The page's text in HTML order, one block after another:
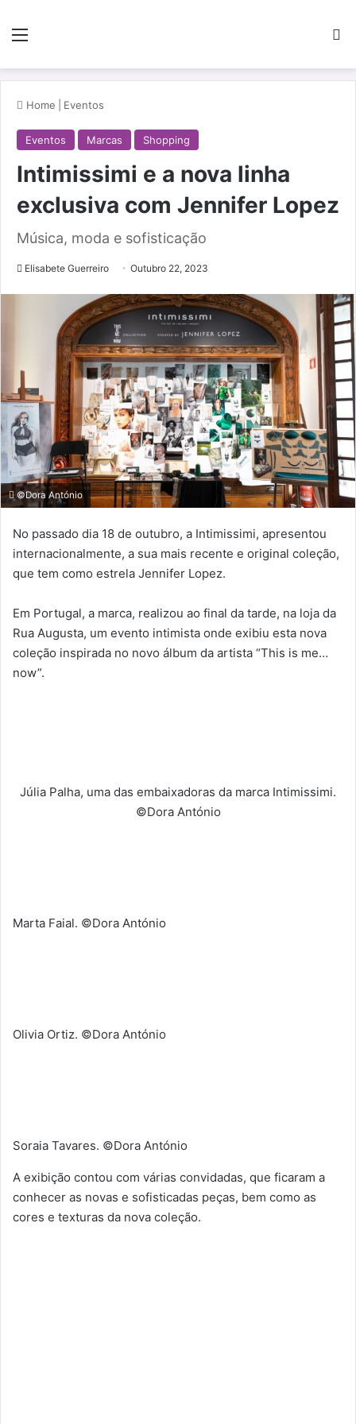
Menu
Home Eventos
Eventos Marcas Shopping
Intimissimi e a nova linha
exclusiva com Jennifer Lopez
Música, moda e sofisticação
Elisabete Guerreiro Outubro 22, 2023
©Dora António
No passado dia 18 de outubro, a Intimissimi, apresentou
internacionalmente, a sua mais recente e original coleção,
que tem como estrela Jennifer Lopez.
Em Portugal, a marca, realizou ao final da tarde, na loja da
Rua Augusta, um evento intimista onde exibiu esta nova
coleção inspirada no novo álbum da artista “This is me…
now”.
Júlia Palha, uma das embaixadoras da marca Intimissimi.
©Dora António
Marta Faial. ©Dora António
Olivia Ortiz. ©Dora António
Soraia Tavares. ©Dora António
A exibição contou com várias convidadas, que ficaram a
conhecer as novas e sofisticadas peças, bem como as
cores e texturas da nova coleção.